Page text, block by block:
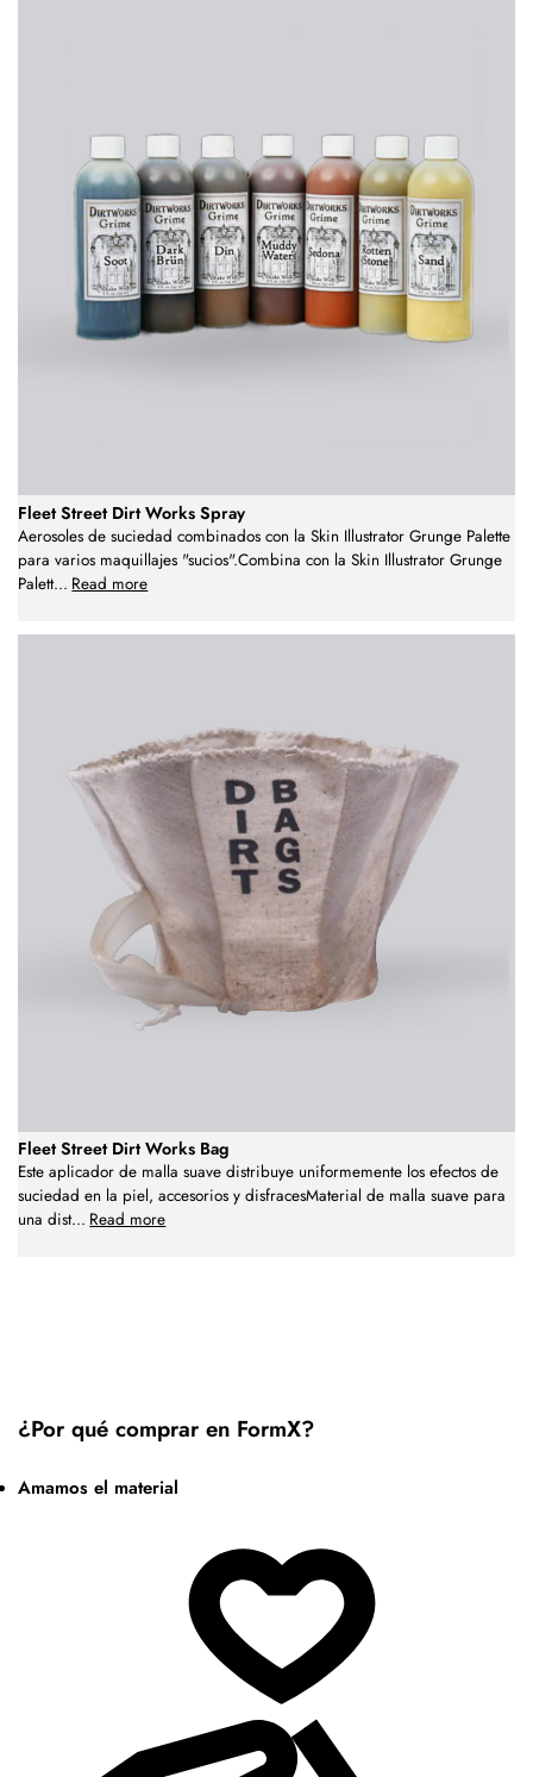
Fleet Street Dirt Works Spray
Aerosoles de suciedad combinados con la Skin Illustrator Grunge Palette
para varios maquillajes "sucios".Combina con la Skin Illustrator Grunge
Palett... Read more
Fleet Street Dirt Works Bag
Este aplicador de malla suave distribuye uniformemente los efectos de
suciedad en la piel, accesorios y disfracesMaterial de malla suave para
una dist... Read more
¿Por qué comprar en FormX?
Amamos el material